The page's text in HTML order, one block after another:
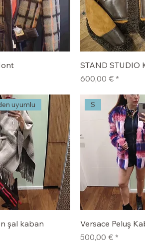
STAND STUDIO
Fiyat
600,00 €
uyumlu
şal kaban
S
Versace Peluş
Fiyat
500,00 €